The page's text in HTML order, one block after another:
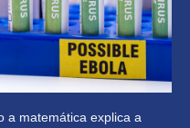
a matemática explica a